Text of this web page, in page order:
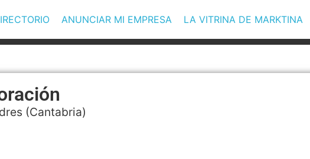
ANUNCIAR MI EMPRESA LA VITRINA DE MARKTINA
(Cantabria)